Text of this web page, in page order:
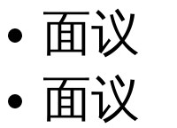
面议
面议